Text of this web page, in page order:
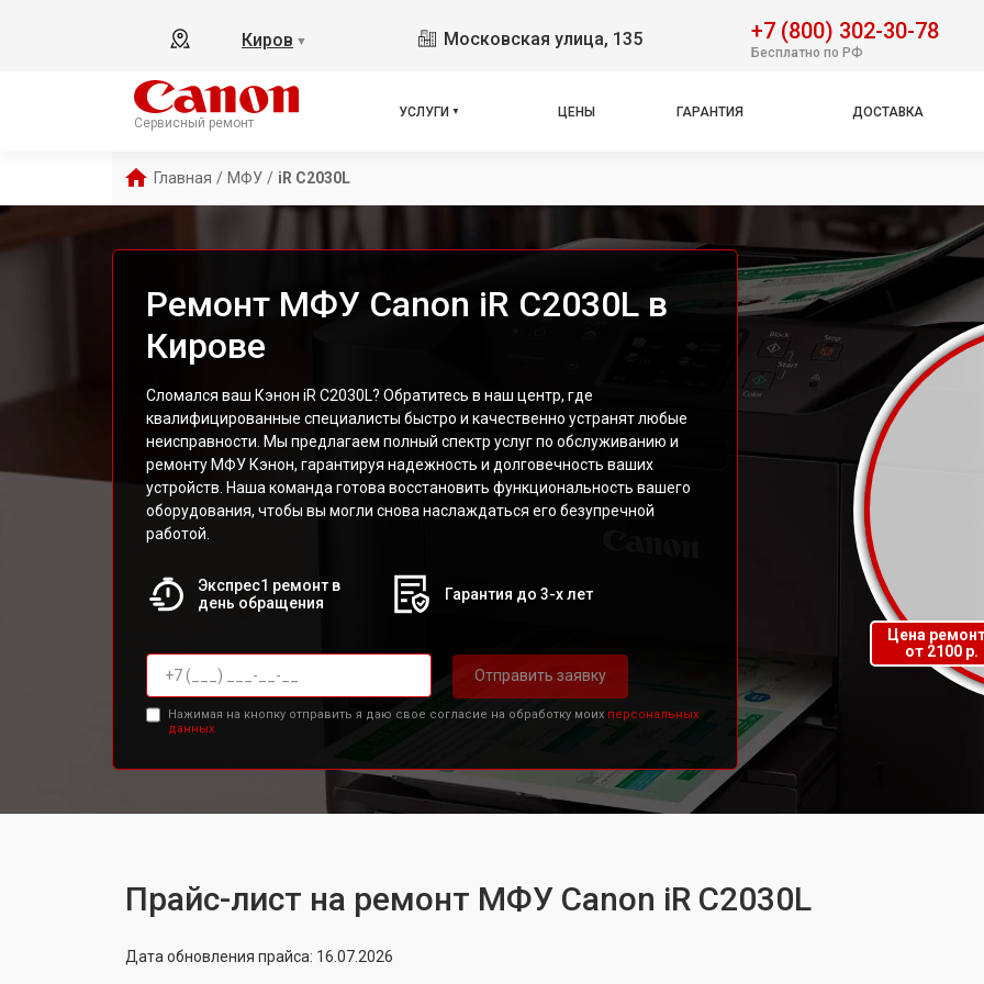
Киров ▼ Московская улица, 135 +7 (800) 302-30-78
Бесплатно по РФ
Сервисный ремонт
УСЛУГИ ЦЕНЫ ГАРАНТИЯ ДОСТАВКА
Главная / МФУ / iR C2030L
Ремонт МФУ Canon iR C2030L в
Кирове
Сломался ваш Кэнон iR C2030L? Обратитесь в наш центр, где
квалифицированные специалисты быстро и качественно устранят любые
неисправности. Мы предлагаем полный спектр услуг по обслуживанию и
ремонту МФУ Кэнон, гарантируя надежность и долговечность ваших
устройств. Наша команда готова восстановить функциональность вашего
оборудования, чтобы вы могли снова наслаждаться его безупречной
работой.
Экспрес1 ремонт в
день обращения
Гарантия до 3-х лет
Отправить заявку
Нажимая на кнопку отправить я даю свое согласие на обработку моих персональных
данных.
Цена
от 2100 р.
Прайс-лист на ремонт МФУ Canon iR C2030L
Дата обновления прайса: 16.07.2026